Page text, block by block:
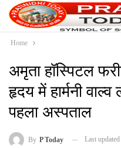
Home
अमृता हॉस्पिटल
हृदय में हार्मनी
पहला अस्पताल
By P Today Last updated